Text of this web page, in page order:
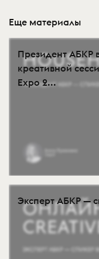
Еще материалы
Президент АБКР
креативной
Expo 2...
Эксперт АБКР —